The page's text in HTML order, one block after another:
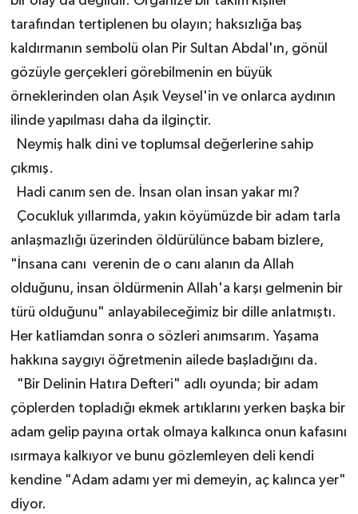
tarafından tertiplenen bu olayın; haksızlığa baş
kaldırmanın sembolü olan Pir Sultan Abdal'ın, gönül
gözüyle gerçekleri görebilmenin en büyük
örneklerinden olan Aşık Veysel'in ve onlarca aydının
ilinde yapılması daha da ilginçtir.
Neymiş halk dini ve toplumsal değerlerine sahip
çıkmış.
Hadi canım sen de. İnsan olan insan yakar mı?
Çocukluk yıllarımda, yakın köyümüzde bir adam tarla
anlaşmazlığı üzerinden öldürülünce babam bizlere,
"İnsana canı verenin de o canı alanın da Allah
olduğunu, insan öldürmenin Allah'a karşı gelmenin bir
türü olduğunu" anlayabileceğimiz bir dille anlatmıştı.
Her katliamdan sonra o sözleri anımsarım. Yaşama
hakkına saygıyı öğretmenin ailede başladığını da.
"Bir Delinin Hatıra Defteri" adlı oyunda; bir adam
çöplerden topladığı ekmek artıklarını yerken başka bir
adam gelip payına ortak olmaya kalkınca onun kafasını
ısırmaya kalkıyor ve bunu gözlemleyen deli kendi
kendine "Adam adamı yer mi demeyin, aç kalınca yer"
diyor.